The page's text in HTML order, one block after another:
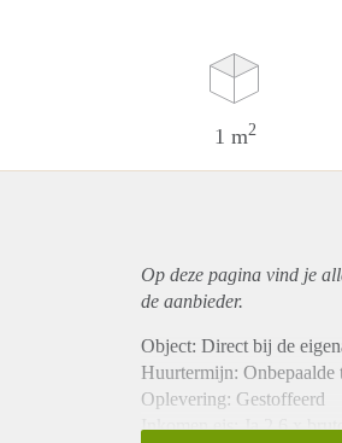
1 m2
Op deze pagina vind je
de aanbieder.
Object: Direct bij de
Huurtermijn: Onbepaalde
Oplevering: Gestoffeerd
Inkomen eis: Ja 2,6 x